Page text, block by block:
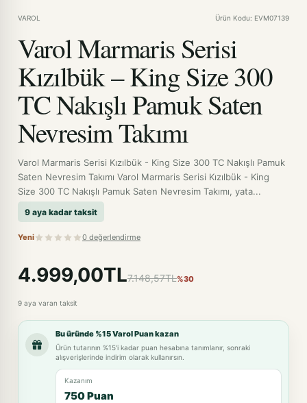
VAROL Ürün Kodu: EVM07139
Varol Marmaris Serisi
Kızılbük – King Size 300
TC Nakışlı Pamuk Saten
Nevresim Takımı
Varol Marmaris Serisi Kızılbük - King Size 300 TC Nakışlı Pamuk
Saten Nevresim Takımı Varol Marmaris Serisi Kızılbük - King
Size 300 TC Nakışlı Pamuk Saten Nevresim Takımı, yata...
9 aya kadar taksit
Yeni 0 değerlendirme
4.999,00TL7.148,57TL%30
9 aya varan taksit
Bu üründe %15 Varol Puan kazan
Ürün tutarının %15'i kadar puan hesabına tanımlanır, sonraki
alışverişlerinde indirim olarak kullanırsın.
Kazanım
750 Puan